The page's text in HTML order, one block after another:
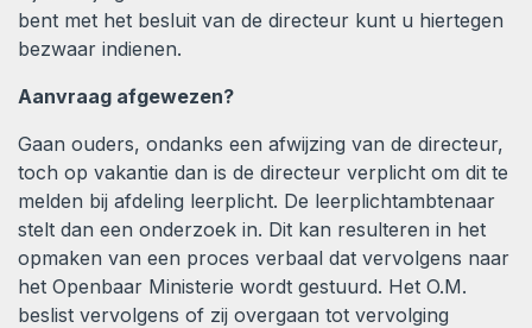
bent met het besluit van de directeur kunt u hiertegen
bezwaar indienen.
Aanvraag afgewezen?
Gaan ouders, ondanks een afwijzing van de directeur,
toch op vakantie dan is de directeur verplicht om dit te
melden bij afdeling leerplicht. De leerplichtambtenaar
stelt dan een onderzoek in. Dit kan resulteren in het
opmaken van een proces verbaal dat vervolgens naar
het Openbaar Ministerie wordt gestuurd. Het O.M.
beslist vervolgens of zij overgaan tot vervolging